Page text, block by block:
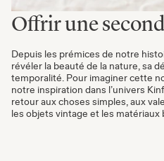
Offrir une
Depuis les prémices de notre
révéler la beauté de la nature, sa
temporalité. Pour imaginer cette
notre inspiration dans l’univers
retour aux choses simples, aux
les objets vintage et les matériaux